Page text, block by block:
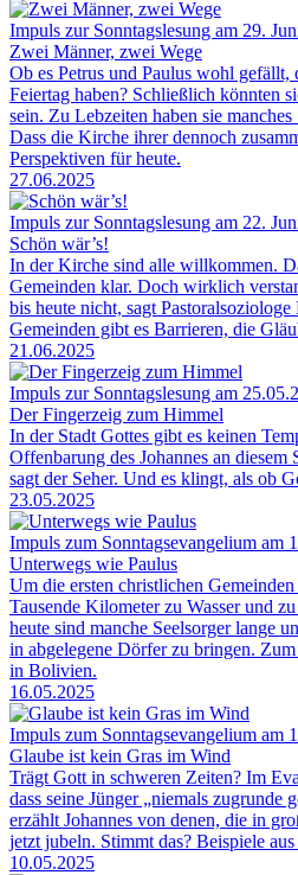
Impuls zur Sonntagslesung am 29.
Zwei Männer, zwei Wege
Ob es Petrus und Paulus wohl gefällt,
Feiertag haben? Schließlich könnten
sein. Zu Lebzeiten haben sie manches
Dass die Kirche ihrer dennoch
Perspektiven für heute.
27.06.2025
Impuls zur Sonntagslesung am 22.
Schön wär’s!
In der Kirche sind alle willkommen.
Gemeinden klar. Doch wirklich
bis heute nicht, sagt
Gemeinden gibt es Barrieren, die
21.06.2025
Impuls zur Sonntagslesung am
Der Fingerzeig zum Himmel
In der Stadt Gottes gibt es keinen
Offenbarung des Johannes an diesem
sagt der Seher. Und es klingt, als ob
23.05.2025
Impuls zum Sonntagsevangelium am
Unterwegs wie Paulus
Um die ersten christlichen
Tausende Kilometer zu Wasser und
heute sind manche Seelsorger lange
in abgelegene Dörfer zu bringen.
in Bolivien.
16.05.2025
Impuls zum Sonntagsevangelium am
Glaube ist kein Gras im Wind
Trägt Gott in schweren Zeiten? Im
dass seine Jünger „niemals zugrunde
erzählt Johannes von denen, die in
jetzt jubeln. Stimmt das? Beispiele
10.05.2025